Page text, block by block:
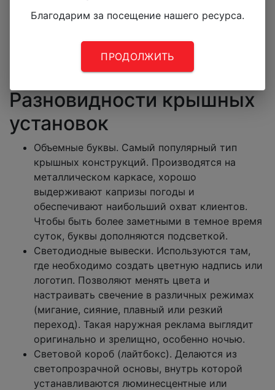
Световой короб (лайтбокс)от 9 000 руб. / кв.м.
Светодиодные вывески
от 150 руб. / 1 см
Разновидности крышных
установок
Объемные буквы. Самый популярный тип
крышных конструкций. Производятся на
металлическом каркасе, хорошо
выдерживают капризы погоды и
обеспечивают наибольший охват клиентов.
Чтобы быть более заметными в темное время
суток, буквы дополняются подсветкой.
Светодиодные вывески. Используются там,
где необходимо создать цветную надпись или
логотип. Позволяют менять цвета и
настраивать свечение в различных режимах
(мигание, сияние, плавный или резкий
переход). Такая наружная реклама выглядит
оригинально и зрелищно, особенно ночью.
Световой короб (лайтбокс). Делаются из
светопрозрачной основы, внутрь которой
устанавливаются люминесцентные или
Благодарим за посещение нашего ресурса.
ПРОДОЛЖИТЬ